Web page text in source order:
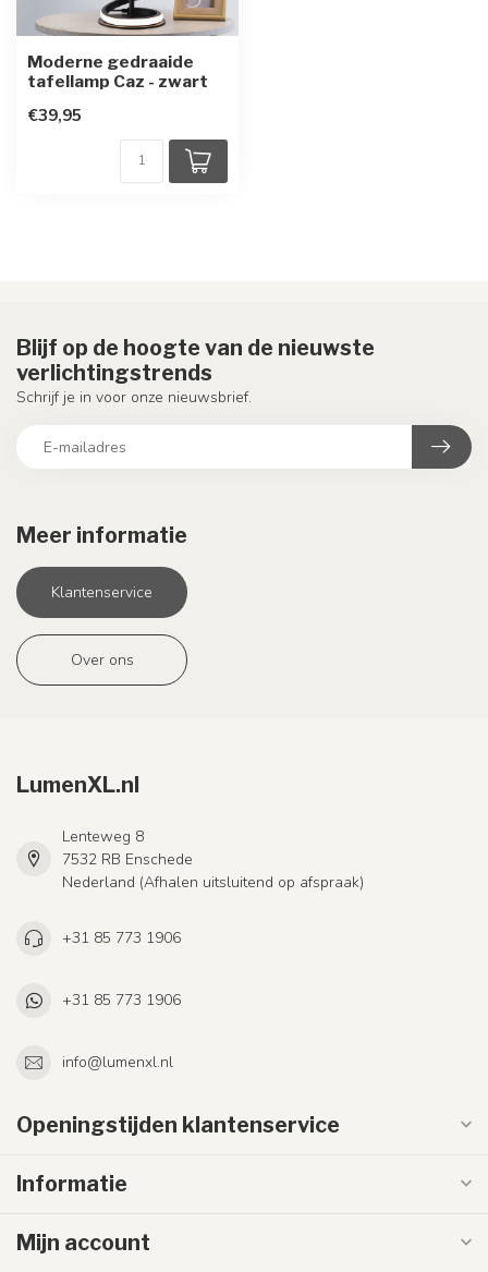
Moderne gedraaide
tafellamp Caz - zwart
€39,95
Meer informatie
Klantenservice
Over ons
Blijf op de hoogte van de nieuwste
verlichtingstrends
Schrijf je in voor onze nieuwsbrief.
LumenXL.nl
Lenteweg 8
7532 RB Enschede
Nederland (Afhalen uitsluitend op afspraak)
+31 85 773 1906
+31 85 773 1906
info@lumenxl.nl
Openingstijden klantenservice
Informatie
Mijn account